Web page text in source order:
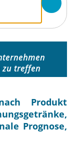
zu treffen
Produkt
Prognose,